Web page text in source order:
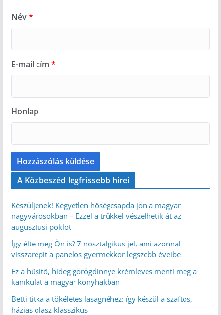
Név*
E-mail cím *
Honlap
A Közbeszéd legfrissebb hírei
Készüljenek! Kegyetlen hőségcsapda jön a magyar
nagyvárosokban – Ezzel a trükkel vészelhetik át az
augusztusi poklot
Így élte meg Ön is? 7 nosztalgikus jel, ami azonnal
visszarepít a panelos gyermekkor legszebb éveibe
Ez a hűsítő, hideg görögdinnye krémleves menti meg a
kánikulát a magyar konyhákban
Betti titka a tökéletes lasagnéhez: így készül a szaftos,
házias olasz klasszikus